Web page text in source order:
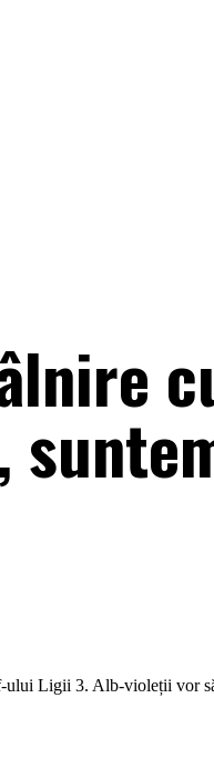
Ligii 3. Alb-violeții vor